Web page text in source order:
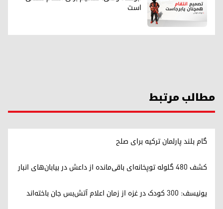
است
مطالب مرتبط
گام بلند پارلمان ترکیه برای صلح
کشف ۴۸۰ گلوله توپخانه‌ای باقی‌مانده از داعش در بیابان‌های انبار
یونیسف: ۳۰۰ کودک در غزه از زمان اعلام آتش‌بس جان باخته‌اند